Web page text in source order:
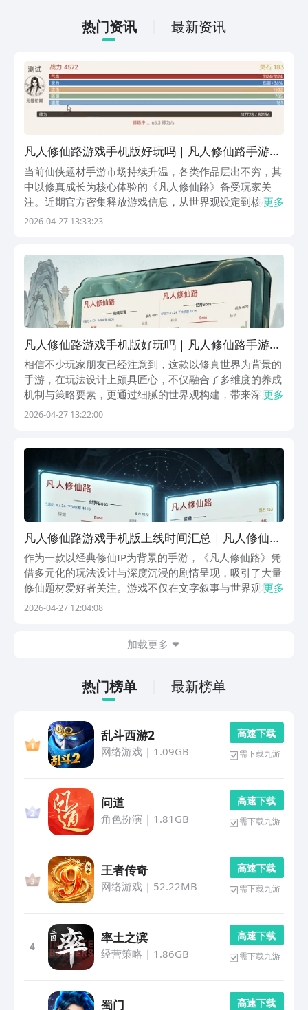
有可能会恢复运营，那么大家就想要知道
从哪里才能够正确下载，跟随小编就可以
热门资讯 最新资讯
凡人修仙路游戏手机版好玩吗｜凡人修仙路手游核
心玩法与特色系统深度解析
当前仙侠题材手游市场持续升温，各类作品层出不穷，其
中以修真成长为核心体验的《凡人修仙路》备受玩家关
注。近期官方密集释放游戏信息，从世界观设定到核心玩
法均引发广泛讨论，不少用户在了解基础设定后便产生强
更多
2026-04-27 13:33:23
凡人修仙路游戏手机版好玩吗｜凡人修仙路手游核
心玩法与真实体验解析
相信不少玩家朋友已经注意到，这款以修真世界为背景的
手游，在玩法设计上颇具匠心，不仅融合了多维度的养成
机制与策略要素，更通过细腻的世界观构建，带来深度沉
浸的游戏体验。本期内容将围绕《凡人修仙路》手游的核
更多
2026-04-27 13:22:00
凡人修仙路游戏手机版上线时间汇总｜凡人修仙路
手游正式公测日期指引
作为一款以经典修仙IP为背景的手游，《凡人修仙路》凭
借多元化的玩法设计与深度沉浸的剧情呈现，吸引了大量
修仙题材爱好者关注。游戏不仅在文字叙事与世界观构建
上细致入微，更通过丰富的交互机制提升玩家代入感，目
更多
2026-04-27 12:04:08
加载更多
热门榜单 最新榜单
乱斗西游2
网络游戏| 1.09GB
高 速 下 载
需下载九游
问道
角色扮演 | 1.81GB
高 速 下 载
需下载九游
王者传奇
网络游戏| 52.22MB
高 速 下 载
需下载九游
4
率土之滨
经营策略 | 1.86GB
高 速 下 载
需下载九游
蜀门 高 速 下 载